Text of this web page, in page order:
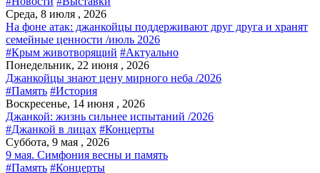
Среда, 8 июля , 2026
На фоне атак: джанкойцы поддерживают друг друга и хранят
семейные ценности /июль 2026
#Крым животворящий #Актуально
Понедельник, 22 июня , 2026
Джанкойцы знают цену мирного неба /2026
#Память #История
Воскресенье, 14 июня , 2026
Джанкой: жизнь сильнее испытаний /2026
#Джанкой в лицах #Концерты
Суббота, 9 мая , 2026
9 мая. Симфония весны и память
#Память #Концерты